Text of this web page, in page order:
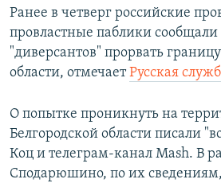
Ранее в четверг российские
провластные паблики
"диверсантов" прорвать
области, отмечаетРусская
О попытке проникнуть на
Белгородской области писали
Коц и телеграм-канал Mash. В
Сподарюшино, по их